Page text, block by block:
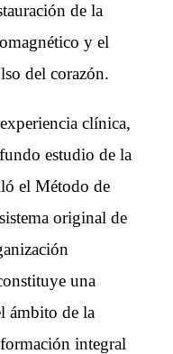
de la
y el
del corazón.
clínica,
estudio de la
el Método de
original de
una
ámbito de la
integral